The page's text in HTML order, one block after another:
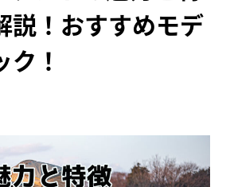
説！おすすめモデ
！